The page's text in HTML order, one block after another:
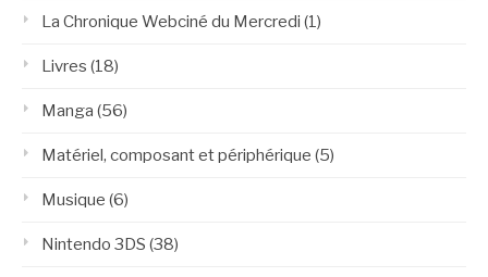
La Chronique Webciné du Mercredi (1)
Livres (18)
Manga (56)
Matériel, composant et périphérique (5)
Musique (6)
Nintendo 3DS (38)